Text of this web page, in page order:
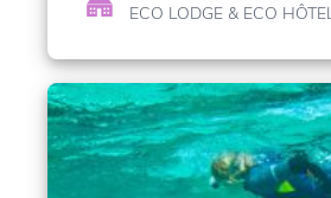
ECO LODGE & ECO HÔTEL